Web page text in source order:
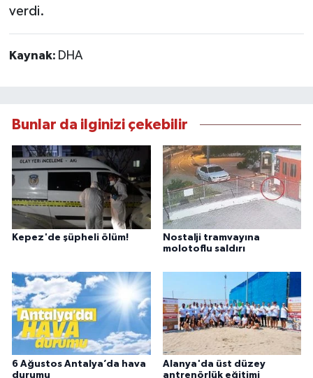
verdi.
Kaynak: DHA
Bunlar da ilginizi çekebilir
Kepez'de şüpheli ölüm!
Nostalji tramvayına
molotoflu saldırı
6 Ağustos Antalya’da hava
durumu
Alanya'da üst düzey
antrenörlük eğitimi